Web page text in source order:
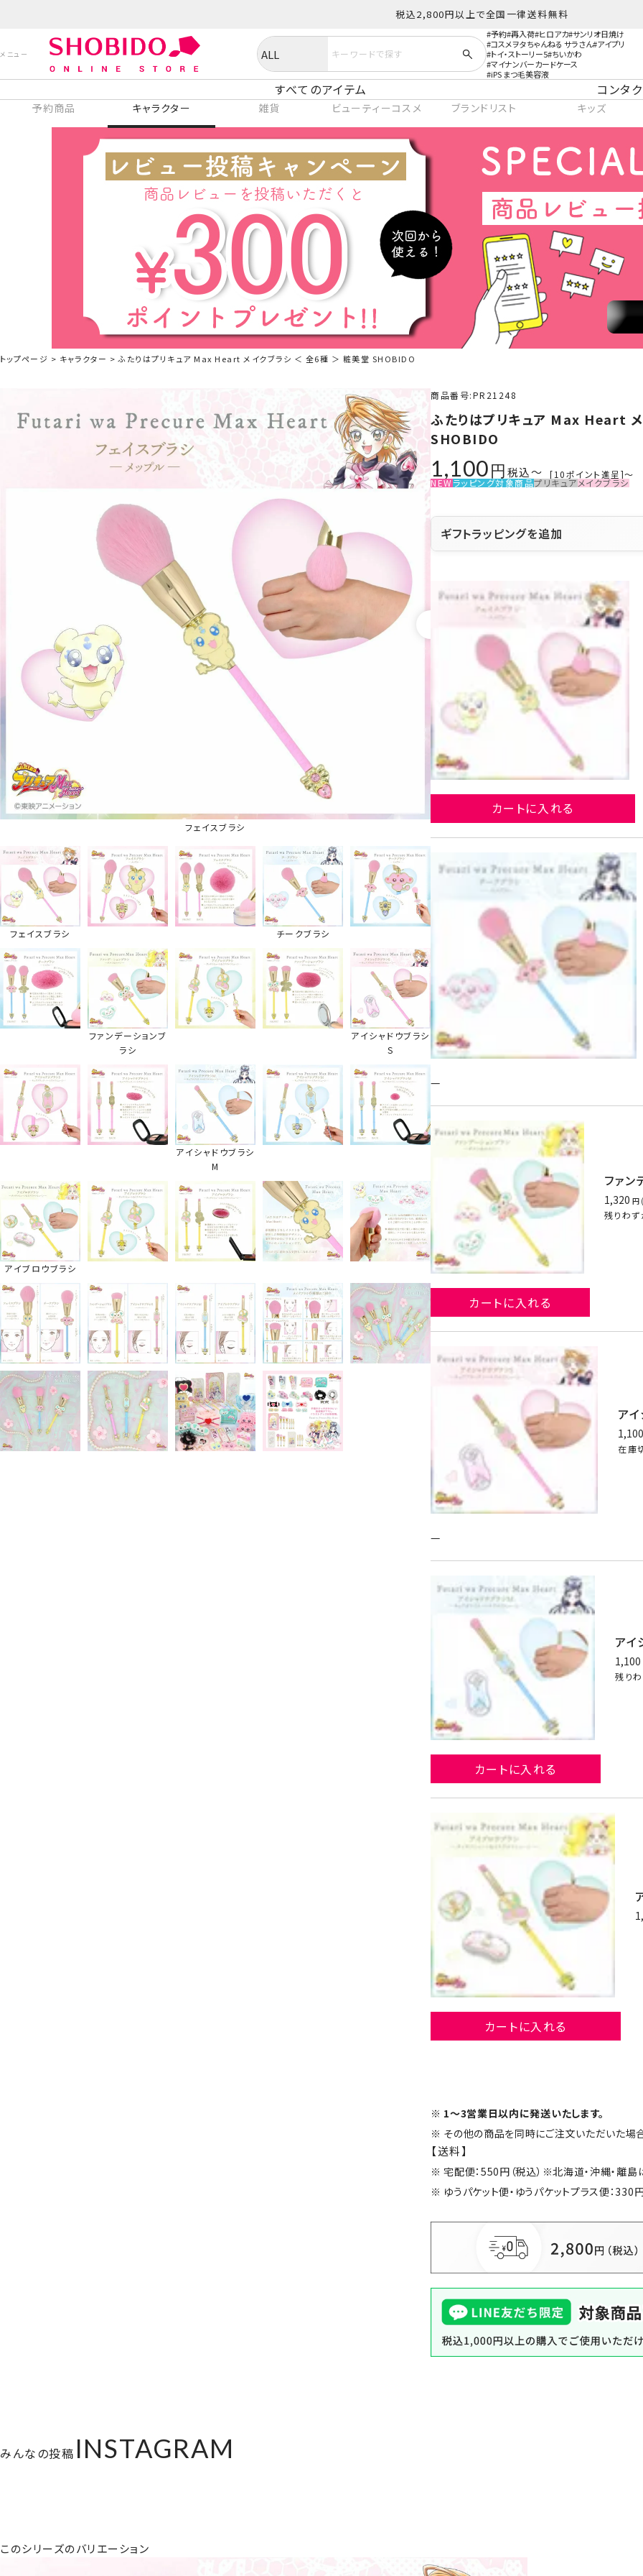
税込2,800円以上で全国一律送料無料
予約 再入荷 ヒロアカ サンリオ日焼け
コスメヲタちゃんねる サラさん アイプリ
トイ・ストーリー5 ちいかわ
マイナンバーカードケース
iPS まつ毛美容液
すべてのアイテム コンタ
予約商品 キャラクター 雑貨 ビューティーコスメ ブランドリスト キッズ
トップページ キャラクター ふたりはプリキュア Max Heart メイクブラシ ＜ 全6種 ＞ 粧美堂 SHOBIDO
フェイスブラシ
フェイスブラシ チークブラシ
ファンデーションブ
ラシ
アイシャドウブラシ
S
アイシャドウブラシ
M
アイブロウブラシ
商品番号 PR21248
ふたりはプリキュア Max Heart
SHOBIDO
1,100 税込〜 [10ポイント進呈]〜
NEWラッピング対象商品プリキュアメイクブラシ
ギフトラッピングを追加
カートに入れる
—
ファン
1,320
残りわず
カートに入れる
ア
1,100
在庫
—
アイ
1,100
残り
カートに入れる
カートに入れる
1～3営業日以内に発送いたします。
その他の商品を同時にご注文いただいた場合
【送料】
宅配便：550円（税込）※北海道・沖縄・離
ゆうパケット便・ゆうパケットプラス便：330円
みんなの投稿 INSTAGRAM
このシリーズのバリエーション